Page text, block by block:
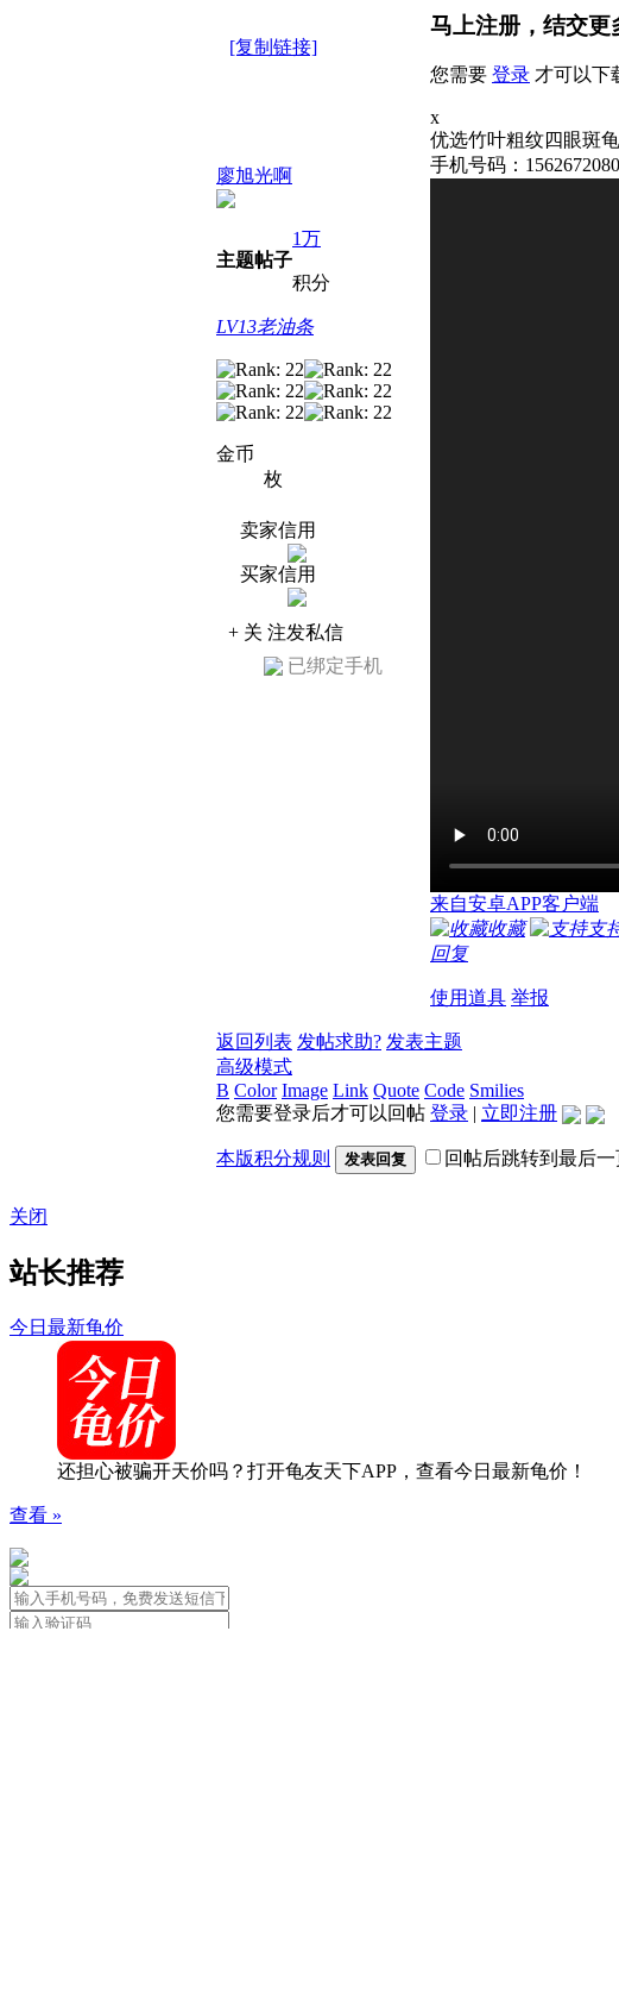
[复制链接]
廖旭光啊
主题帖子
1万
积分
LV13老油条
金币
枚
卖家信用
买家信用
+ 关 注发私信
已绑定手机
马上注册，结交更
您需要 登录 才可以下
x
优选竹叶粗纹四眼斑
手机号码：
来自安卓APP客户端
收藏
支
回复
使用道具 举报
返回列表 发帖求助? 发表主题
高级模式
B Color Image Link Quote Code Smilies
您需要登录后才可以回帖 登录 | 立即注册
本版积分规则 发表回复 回帖后跳转到最后一
关闭
站长推荐
今日最新龟价
还担心被骗开天价吗？打开龟友天下APP，查看今日最新龟价！
查看 »